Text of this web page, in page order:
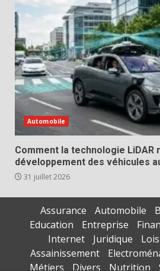
Automobile
Comment la technologie LiDAR
développement des véhicules
31 juillet 2026
Assurance Automobile
Education
Entreprise
Internet
Juridique
Assainissement
Métiers
Divers Nutrition